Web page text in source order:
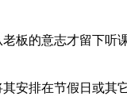
板的意志才留下听
安排在节假日或其